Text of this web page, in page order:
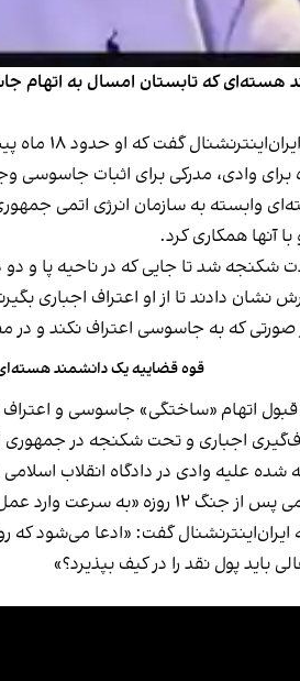
هسته‌ای که تابستان امسال به اتهام
در پی مشاجره با روسای خود بازداشت و سپس به جاسوسی متهم شد.
برای وادی، مدرکی برای اثبات جاسوسی
همکاری کرد.
شد تا جایی که در ناحیه پا و
دادند تا از او اعتراف اجباری
در صورتی که به جاسوسی اعتراف نکند و
قوه قضاییه یک دانشمند
اتهام «ساختگی» جاسوسی و اعتراف
اجباری و تحت شکنجه در جمهوری
شده علیه وادی در دادگاه انقلاب
روزبه را در ۱۵ مرداد اجرا کردند.»
ایران‌اینترنشنال گفت: «ادعا می‌شود
باید پول نقد را در کیف بپذیرد؟»